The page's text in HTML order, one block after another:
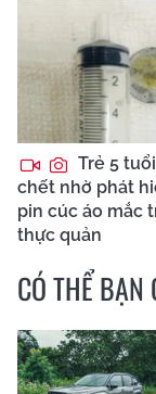
Trẻ 5
chết nhờ phát
pin cúc áo mắc
thực quản
CÓ THỂ BẠN